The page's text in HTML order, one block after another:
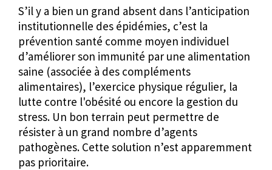
S’il y a bien un grand absent dans l’anticipation
institutionnelle des épidémies, c’est la
prévention santé comme moyen individuel
d’améliorer son immunité par une alimentation
saine (associée à des compléments
alimentaires), l’exercice physique régulier, la
lutte contre l'obésité ou encore la gestion du
stress. Un bon terrain peut permettre de
résister à un grand nombre d’agents
pathogènes. Cette solution n’est apparemment
pas prioritaire.